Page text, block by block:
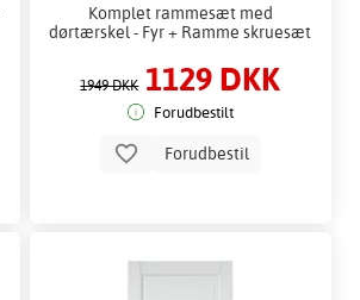
Komplet rammesæt med
dørtærskel - Fyr + Ramme skruesæt
1949 DKK 1129 DKK
Forudbestilt
Forudbestil